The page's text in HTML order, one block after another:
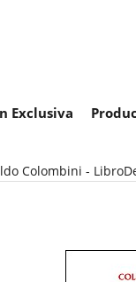
Exclusiva
Colombini -